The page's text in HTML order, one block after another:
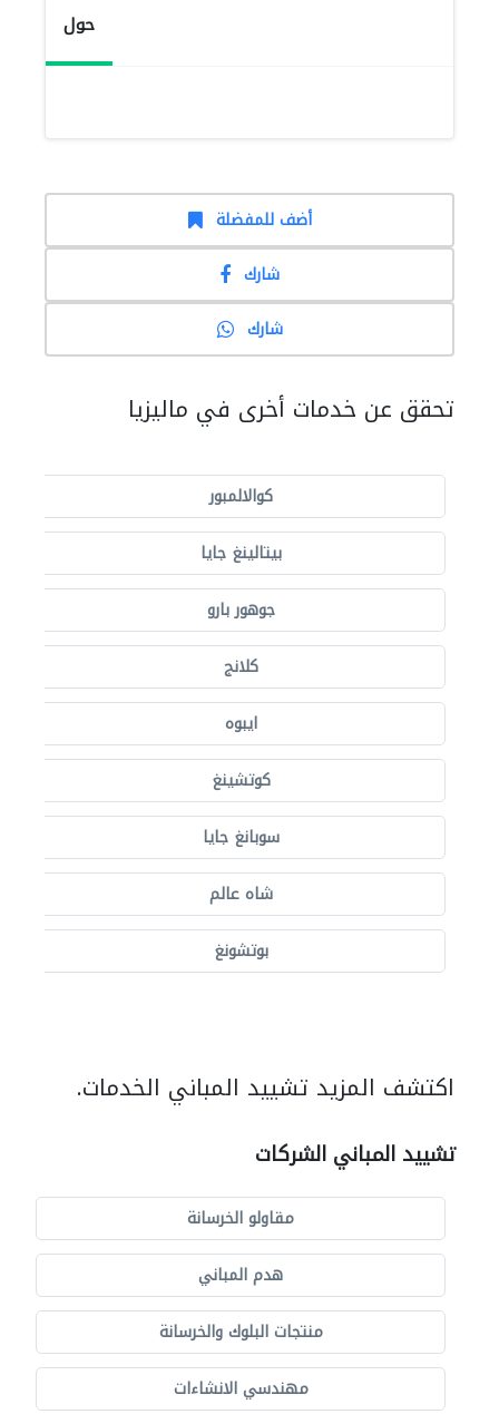
حول
أضف للمفضلة
شارك
شارك
تحقق عن خدمات أخرى في ماليزيا
كوالالمبور
بيتالينغ جايا
جوهور بارو
كلانج
ايبوه
كوتشينغ
سوبانغ جايا
شاه عالم
بوتشونغ
اكتشف المزيد تشييد المباني الخدمات.
تشييد المباني الشركات
مقاولو الخرسانة
هدم المباني
منتجات البلوك والخرسانة
مهندسي الانشاءات